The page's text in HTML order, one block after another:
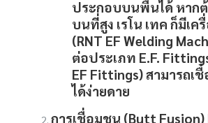
ประกอบบนพื้นได้ หาก
บนที่สูง เรโน เทค ก็มีเค
(RNT EF Welding
ต่อประเภท E.F.
EF Fittings) สามารถเ
ได้ง่ายดาย
การเชื่อมชน (Butt Fusion)